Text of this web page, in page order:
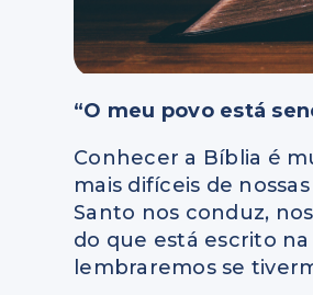
“O meu povo está
Conhecer a Bíblia é
mais difíceis de
Santo nos conduz,
do que está escrito
lembraremos se